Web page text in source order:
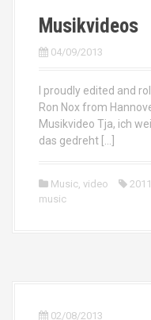
Musikvideos
04/09/2013
I proudly edited and
Ron Nox from
Musikvideo Tja, ich
das gedreht […]
Music, video 2011
music
02/08/2013